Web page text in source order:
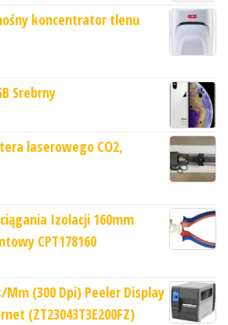
koncentrator tlenu
Srebrny
laserowego CO2,
Izolacji 160mm
CPT178160
Mm (300 Dpi) Peeler Display
(ZT23043T3E200FZ)